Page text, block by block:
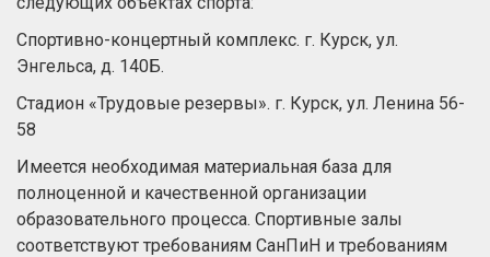
Спортивно-концертный комплекс. г. Курск, ул.
Энгельса, д. 140Б.
Стадион «Трудовые резервы». г. Курск, ул. Ленина 56-
58
Имеется необходимая материальная база для
полноценной и качественной организации
образовательного процесса. Спортивные залы
соответствуют требованиям СанПиН и требованиям